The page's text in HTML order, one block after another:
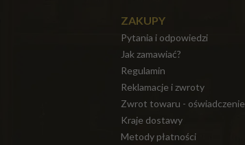
ZAKUPY
Pytania i odpowiedzi
Jak zamawiać?
Regulamin
Reklamacje i zwroty
Zwrot towaru - oświadczenie
Kraje dostawy
Metody płatności